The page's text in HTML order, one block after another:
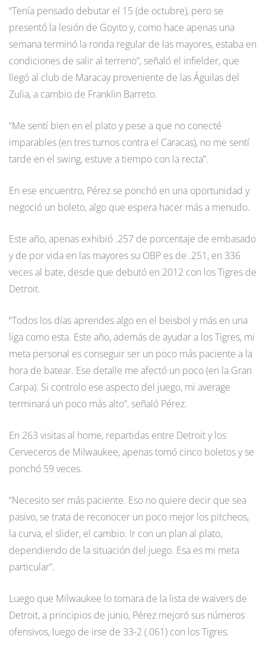
“Tenía pensado debutar el 15 (de octubre), pero se
presentó la lesión de Goyito y, como hace apenas una
semana terminó la ronda regular de las mayores, estaba en
condiciones de salir al terreno”, señaló el infielder, que
llegó al club de Maracay proveniente de las Águilas del
Zulia, a cambio de Franklin Barreto.
“Me sentí bien en el plato y pese a que no conecté
imparables (en tres turnos contra el Caracas), no me sentí
tarde en el swing, estuve a tiempo con la recta”.
En ese encuentro, Pérez se ponchó en una oportunidad y
negoció un boleto, algo que espera hacer más a menudo.
Este año, apenas exhibió .257 de porcentaje de embasado
y de por vida en las mayores su OBP es de .251, en 336
veces al bate, desde que debutó en 2012 con los Tigres de
Detroit.
“Todos los días aprendes algo en el beisbol y más en una
liga como esta. Este año, además de ayudar a los Tigres, mi
meta personal es conseguir ser un poco más paciente a la
hora de batear. Ese detalle me afectó un poco (en la Gran
Carpa). Si controlo ese aspecto del juego, mi average
terminará un poco más alto”, señaló Pérez.
En 263 visitas al home, repartidas entre Detroit y los
Cerveceros de Milwaukee, apenas tomó cinco boletos y se
ponchó 59 veces.
“Necesito ser más paciente. Eso no quiere decir que sea
pasivo, se trata de reconocer un poco mejor los pitcheos,
la curva, el slider, el cambio. Ir con un plan al plato,
dependiendo de la situación del juego. Esa es mi meta
particular”.
Luego que Milwaukee lo tomara de la lista de waivers de
Detroit, a principios de junio, Pérez mejoró sus números
ofensivos, luego de irse de 33-2 (.061) con los Tigres.